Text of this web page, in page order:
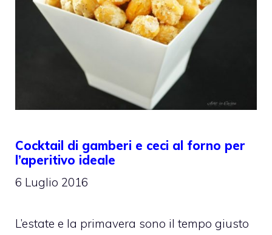
Cocktail di gamberi e ceci al forno per
l’aperitivo ideale
6 Luglio 2016
L’estate e la primavera sono il tempo giusto